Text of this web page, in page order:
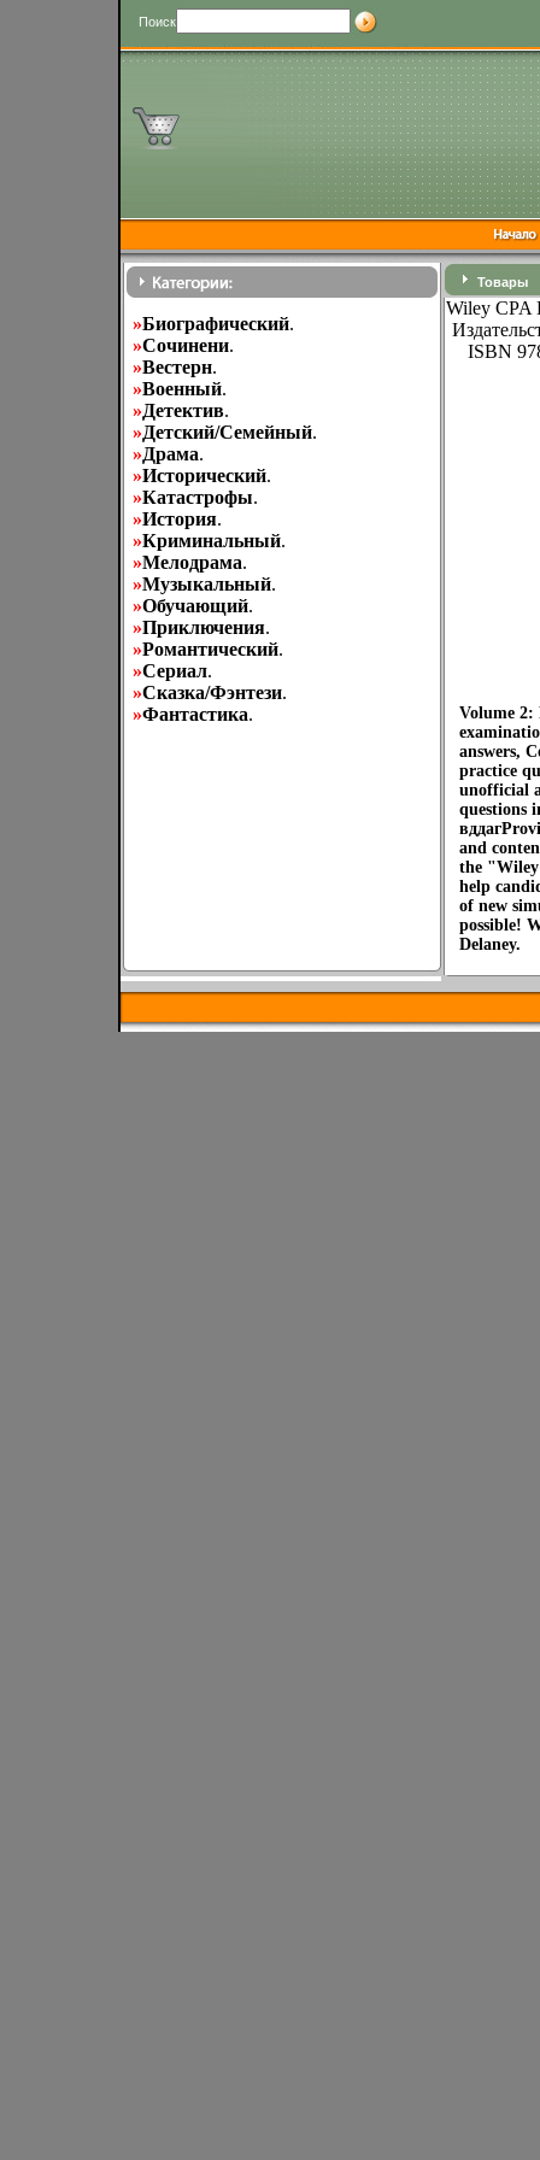
Поиск
»Биографический.
»Cочинени.
»Вестерн.
»Военный.
»Детектив.
»Детский/Семейный.
»Драма.
»Исторический.
»Катастрофы.
»История.
»Криминальный.
»Мелодрама.
»Музыкальный.
»Обучающий.
»Приключения.
»Романтический.
»Сериал.
»Сказка/Фэнтези.
»Фантастика.
Товары
Wiley CPA
ISBN
Volume 2:
answers,
practice
unofficial
questions
and
the "Wiley
help
of new
possible!
Delaney.